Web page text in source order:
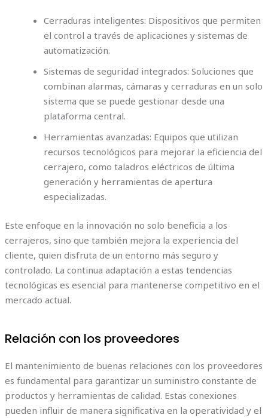
Cerraduras inteligentes: Dispositivos que permiten
el control a través de aplicaciones y sistemas de
automatización.
Sistemas de seguridad integrados: Soluciones que
combinan alarmas, cámaras y cerraduras en un solo
sistema que se puede gestionar desde una
plataforma central.
Herramientas avanzadas: Equipos que utilizan
recursos tecnológicos para mejorar la eficiencia del
cerrajero, como taladros eléctricos de última
generación y herramientas de apertura
especializadas.
Este enfoque en la innovación no solo beneficia a los
cerrajeros, sino que también mejora la experiencia del
cliente, quien disfruta de un entorno más seguro y
controlado. La continua adaptación a estas tendencias
tecnológicas es esencial para mantenerse competitivo en el
mercado actual.
Relación con los proveedores
El mantenimiento de buenas relaciones con los proveedores
es fundamental para garantizar un suministro constante de
productos y herramientas de calidad. Estas conexiones
pueden influir de manera significativa en la operatividad y el